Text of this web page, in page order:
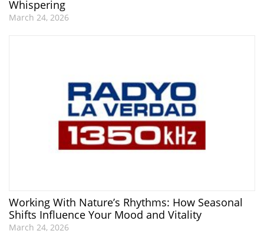
Whispering
March 24, 2026
Working With Nature’s Rhythms: How Seasonal
Shifts Influence Your Mood and Vitality
March 24, 2026